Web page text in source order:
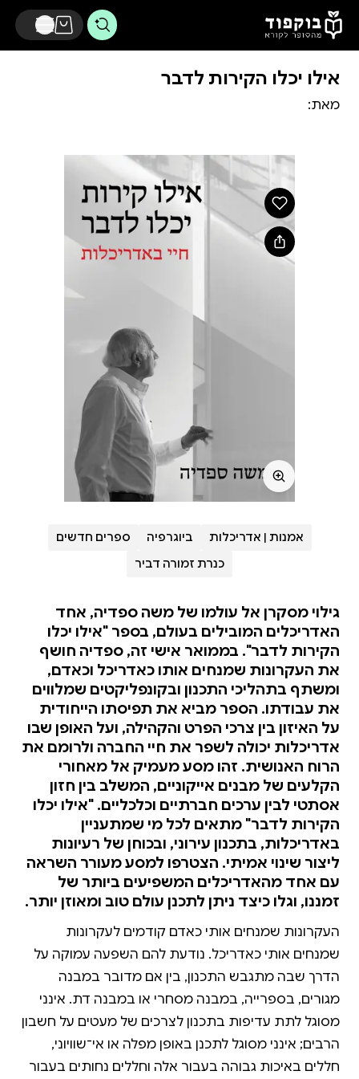
דלג לתוכן הראשי
אילו יכלו הקירות לדבר
מאת:
אמנות | אדריכלות ביוגרפיה
ספרים חדשים
כנרת זמורה דביר
גילוי מסקרן אל עולמו של משה ספדיה, אחד
האדריכלים המובילים בעולם, בספר "אילו יכלו
הקירות לדבר". בממואר אישי זה, ספדיה חושף
את העקרונות שמנחים אותו כאדריכל וכאדם,
ומשתף בתהליכי התכנון ובקונפליקטים שמלווים
את עבודתו. הספר מביא את תפיסתו הייחודית
על האיזון בין צרכי הפרט והקהילה, ועל האופן שבו
אדריכלות יכולה לשפר את חיי החברה ולרומם את
הרוח האנושית. זהו מסע מעמיק אל מאחורי
הקלעים של מבנים אייקוניים, המשלב בין חזון
אסתטי לבין ערכים חברתיים וכלכליים. "אילו יכלו
הקירות לדבר" מתאים לכל מי שמתעניין
באדריכלות, בתכנון עירוני, ובכוחן של רעיונות
ליצור שינוי אמיתי. הצטרפו למסע מעורר השראה
עם אחד מהאדריכלים המשפיעים ביותר של
זמננו, וגלו כיצד ניתן לתכנן עולם טוב ומאוזן יותר.
העקרונות שמנחים אותי כאדם קודמים לעקרונות
שמנחים אותי כאדריכל. נודעת להם השפעה עמוקה על
הדרך שבה מתגבש התכנון, בין אם מדובר במבנה
מגורים, בספרייה, במבנה מסחרי או במבנה דת. אינני
מסוגל לתת עדיפות בתכנון לצרכים של מעטים על חשבון
הרבים; אינני מסוגל לתכנן באופן מפלה או אי־שוויוני,
חללים באיכות גבוהה בעבור אלה וחללים נחותים בעבור